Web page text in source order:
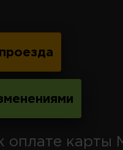
оплате карты